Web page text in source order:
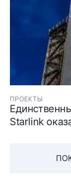
ПРОЕКТЫ
Starlink